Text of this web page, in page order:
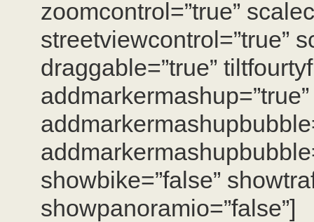
zoomcontrol=”true”
streetviewcontrol=”true”
draggable=”true”
addmarkermashup=”true”
showbike=”false”
showpanoramio=”false”]